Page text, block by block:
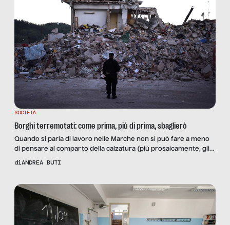
SOCIETÀ
Borghi terremotati: come prima, più di prima, sbaglierò
Quando si parla di lavoro nelle Marche non si può fare a meno
di pensare al comparto della calzatura (più prosaicamente, gli
“scarpari”) in prossimità e sulla costa sud, agli elettrodomestici
fuori dell’industria, […]
diANDREA BUTI